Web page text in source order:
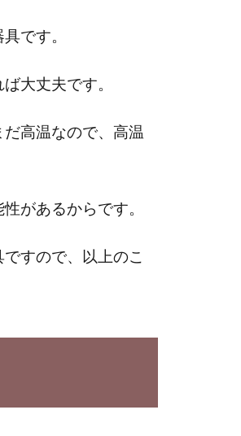
です。
大丈夫です。
高温なので、高温
があるからです。
すので、以上のこ